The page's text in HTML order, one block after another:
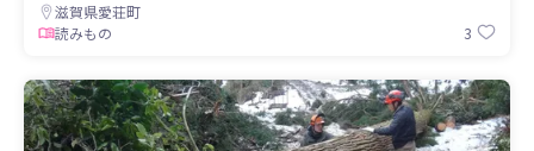
滋賀県愛荘町
読みもの
3